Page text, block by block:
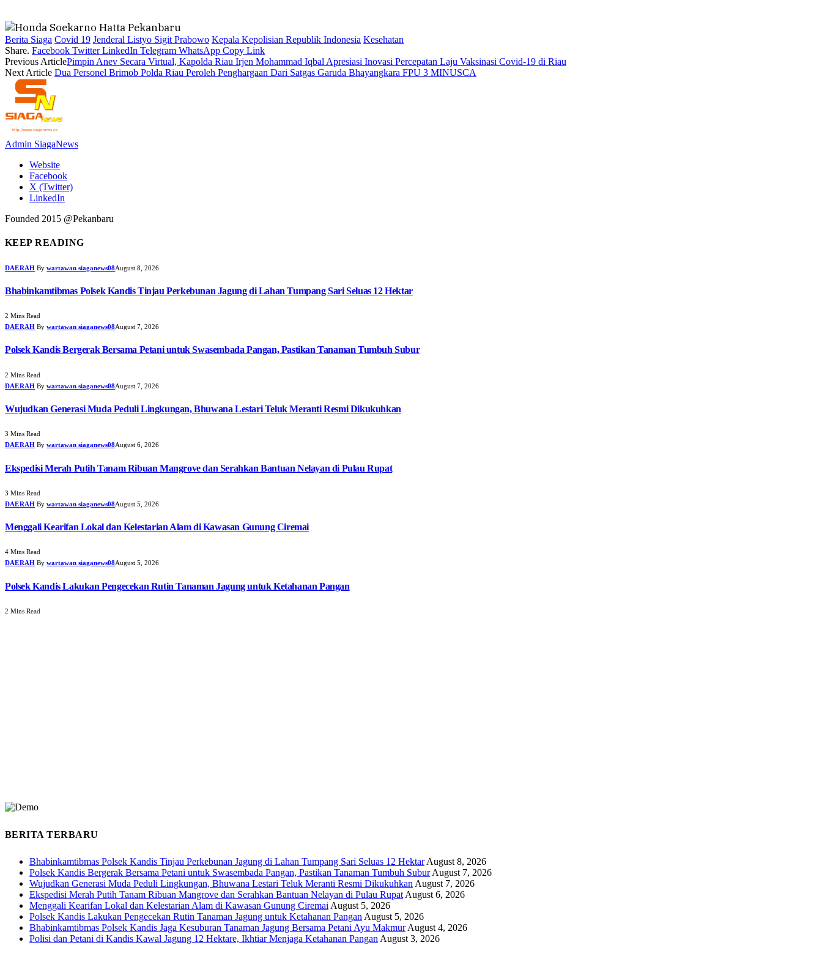
Berita Siaga Covid 19 Jenderal Listyo Sigit Prabowo Kepala Kepolisian Republik Indonesia Kesehatan
Share. Facebook Twitter LinkedIn Telegram WhatsApp Copy Link
Previous ArticlePimpin Anev Secara Virtual, Kapolda Riau Irjen Mohammad Iqbal Apresiasi Inovasi Percepatan Laju Vaksinasi Covid-19 di Riau
Next Article Dua Personel Brimob Polda Riau Peroleh Penghargaan Dari Satgas Garuda Bhayangkara FPU 3 MINUSCA
Admin SiagaNews
Website
Facebook
X (Twitter)
LinkedIn
Founded 2015 @Pekanbaru
KEEP READING
DAERAH By wartawan siaganews08August 8, 2026
Bhabinkamtibmas Polsek Kandis Tinjau Perkebunan Jagung di Lahan Tumpang Sari Seluas 12 Hektar
2 Mins Read
DAERAH By wartawan siaganews08August 7, 2026
Polsek Kandis Bergerak Bersama Petani untuk Swasembada Pangan, Pastikan Tanaman Tumbuh Subur
2 Mins Read
DAERAH By wartawan siaganews08August 7, 2026
Wujudkan Generasi Muda Peduli Lingkungan, Bhuwana Lestari Teluk Meranti Resmi Dikukuhkan
3 Mins Read
DAERAH By wartawan siaganews08August 6, 2026
Ekspedisi Merah Putih Tanam Ribuan Mangrove dan Serahkan Bantuan Nelayan di Pulau Rupat
3 Mins Read
DAERAH By wartawan siaganews08August 5, 2026
Menggali Kearifan Lokal dan Kelestarian Alam di Kawasan Gunung Ciremai
4 Mins Read
DAERAH By wartawan siaganews08August 5, 2026
Polsek Kandis Lakukan Pengecekan Rutin Tanaman Jagung untuk Ketahanan Pangan
2 Mins Read
BERITA TERBARU
Bhabinkamtibmas Polsek Kandis Tinjau Perkebunan Jagung di Lahan Tumpang Sari Seluas 12 Hektar August 8, 2026
Polsek Kandis Bergerak Bersama Petani untuk Swasembada Pangan, Pastikan Tanaman Tumbuh Subur August 7, 2026
Wujudkan Generasi Muda Peduli Lingkungan, Bhuwana Lestari Teluk Meranti Resmi Dikukuhkan August 7, 2026
Ekspedisi Merah Putih Tanam Ribuan Mangrove dan Serahkan Bantuan Nelayan di Pulau Rupat August 6, 2026
Menggali Kearifan Lokal dan Kelestarian Alam di Kawasan Gunung Ciremai August 5, 2026
Polsek Kandis Lakukan Pengecekan Rutin Tanaman Jagung untuk Ketahanan Pangan August 5, 2026
Bhabinkamtibmas Polsek Kandis Jaga Kesuburan Tanaman Jagung Bersama Petani Ayu Makmur August 4, 2026
Polisi dan Petani di Kandis Kawal Jagung 12 Hektare, Ikhtiar Menjaga Ketahanan Pangan August 3, 2026